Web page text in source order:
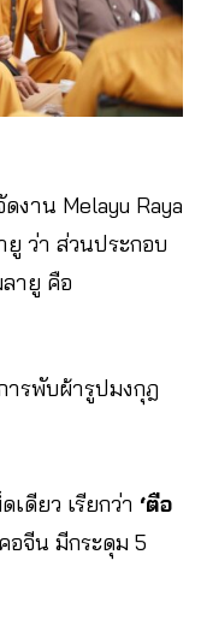
งาน Melayu Raya
ว่า ส่วนประกอบ
ายู คือ
ารพับผ้ารูปมงกุฎ
ดียว เรียกว่า ‘ตือ
จีน มีกระดุม 5